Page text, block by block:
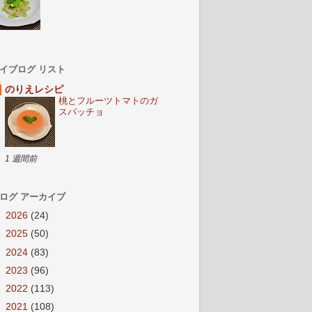
ブログ リスト
のりえレシピ
桃とフルーツトマトのガ
スパッチョ
1 週間前
グ アーカイブ
2026 (24)
2025 (50)
2024 (83)
2023 (96)
2022 (113)
2021 (108)